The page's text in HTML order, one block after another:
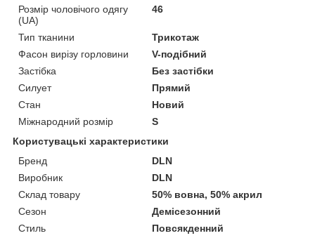
Розмір чоловічого одягу
(UA)
46
Тип тканини
Трикотаж
Фасон вирізу горловини
V-подібний
Застібка
Без застібки
Силует
Прямий
Стан
Новий
Міжнародний розмір
S
Користувацькi характеристики
Бренд
DLN
Виробник
DLN
Склад товару
50% вовна, 50% акрил
Сезон
Демісезонний
Стиль
Повсякденний